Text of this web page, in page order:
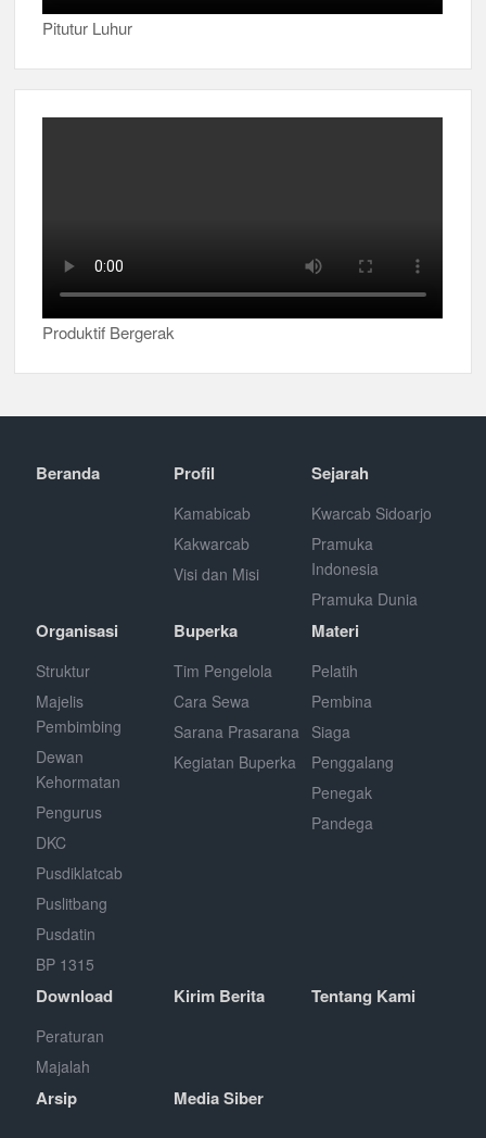
Pitutur Luhur
Produktif Bergerak
Beranda Profil
Kamabicab
Kakwarcab
Visi dan Misi
Sejarah
Kwarcab Sidoarjo
Pramuka
Indonesia
Pramuka Dunia
Organisasi
Struktur
Majelis
Pembimbing
Dewan
Kehormatan
Pengurus
DKC
Pusdiklatcab
Puslitbang
Pusdatin
BP 1315
Buperka
Tim Pengelola
Cara Sewa
Sarana Prasarana
Kegiatan Buperka
Materi
Pelatih
Pembina
Siaga
Penggalang
Penegak
Pandega
Download
Peraturan
Majalah
Kirim Berita Tentang Kami
Arsip Media Siber